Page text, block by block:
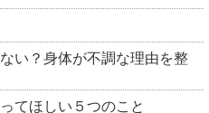
い？身体が不調な理由を整
てほしい５つのこと